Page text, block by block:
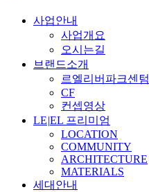
사업안내
사업개요
오시는길
브랜드소개
르엘리버파크센텀
CF
컨셉영상
LE|EL 프리미엄
LOCATION
COMMUNITY
ARCHITECTURE
MATERIALS
세대안내